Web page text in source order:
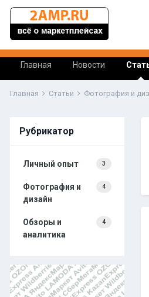
Главная Новости
Главная Статьи Фотография и
Рубрикатор
3
Личный опыт
4
Фотография и
дизайн
4
Обзоры и
аналитика